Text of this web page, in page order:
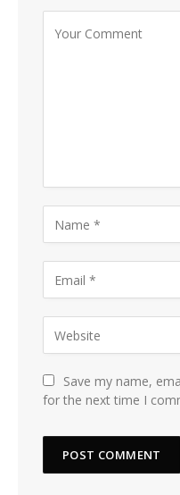
Save my name,
for the next time I